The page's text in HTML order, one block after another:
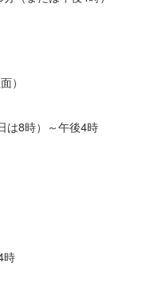
）
は8時）～午後4時
時